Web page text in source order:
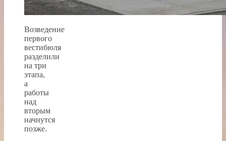
Возведение
первого
вестибюля
разделили
на три
этапа,
а
работы
над
вторым
начнутся
позже.